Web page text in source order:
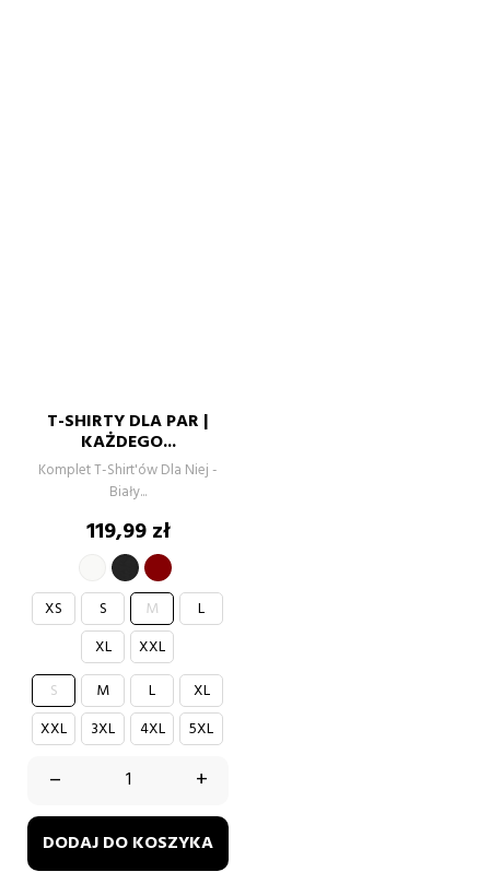
T-SHIRTY DLA PAR |
KAŻDEGO...
Komplet T-Shirt'ów Dla Niej -
Biały...
Cena
119,99 zł
BIAŁYCZARNYBORDOWY
XS
S M
L
XL
XXL
S
M L
XL
XXL
3XL 4XL 5XL
– +
DODAJ DO KOSZYKA